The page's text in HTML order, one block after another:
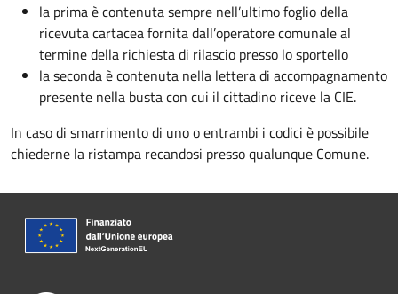
la prima è contenuta sempre nell’ultimo foglio della
ricevuta cartacea fornita dall’operatore comunale al
termine della richiesta di rilascio presso lo sportello
la seconda è contenuta nella lettera di accompagnamento
presente nella busta con cui il cittadino riceve la CIE.
In caso di smarrimento di uno o entrambi i codici è possibile
chiederne la ristampa recandosi presso qualunque Comune.